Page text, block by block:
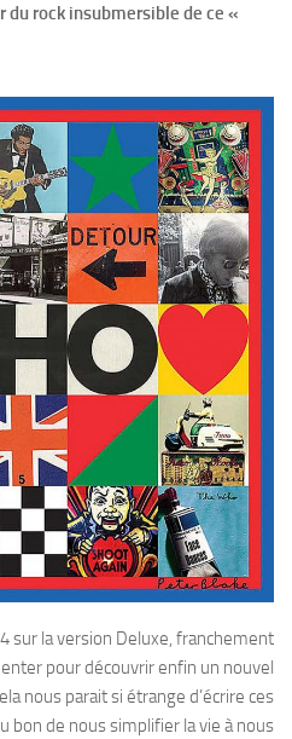
du rock insubmersible de ce «
sur la version Deluxe, franchement
pour découvrir enfin un nouvel
nous parait si étrange d’écrire ces
bon de nous simplifier la vie à nous